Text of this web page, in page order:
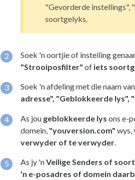
"Gevorderde instellings",
soortgelyks.
Soek 'n oortjie of instelling
"Strooiposfilter" of iets
Soek 'n afdeling met die naam
adresse", "Geblokkeerde lys",
As jou geblokkeerde lys ons e-
domein, "youversion.com" wys,
verwyder of te verwyder
As jy 'nVeilige Senders of
'n e-posadres of domein